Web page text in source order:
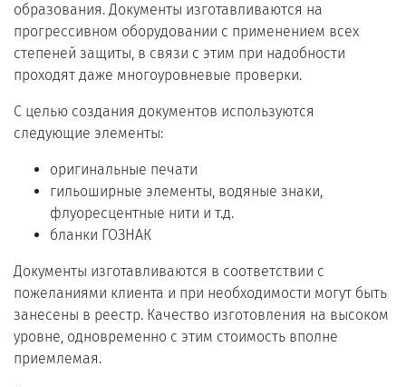
образования. Документы изготавливаются на
прогрессивном оборудовании с применением всех
степеней защиты, в связи с этим при надобности
проходят даже многоуровневые проверки.
С целью создания документов используются
следующие элементы:
оригинальные печати
гильоширные элементы, водяные знаки,
флуоресцентные нити и т.д.
бланки ГОЗНАК
Документы изготавливаются в соответствии с
пожеланиями клиента и при необходимости могут быть
занесены в реестр. Качество изготовления на высоком
уровне, одновременно с этим стоимость вполне
приемлемая.